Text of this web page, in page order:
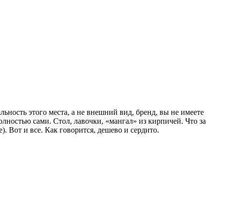
этого места, а не внешний вид, бренд, вы не имеете
сами. Стол, лавочки, «мангал» из кирпичей. Что за
Вот и все. Как говорится, дешево и сердито.